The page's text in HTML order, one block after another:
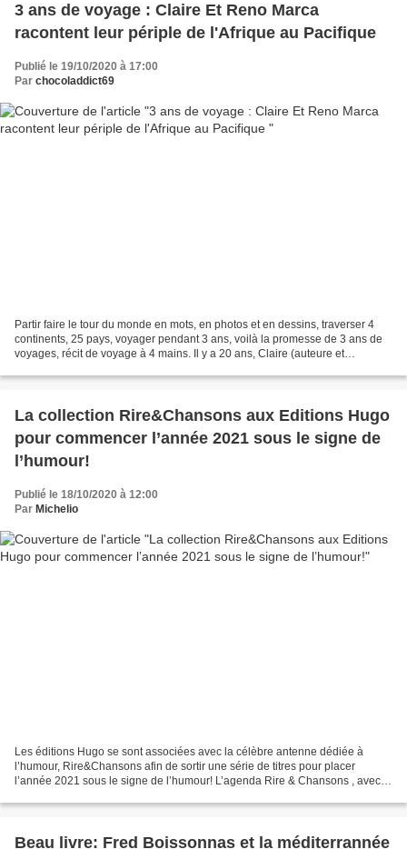
3 ans de voyage : Claire Et Reno Marca
racontent leur périple de l'Afrique au Pacifique
Publié le 19/10/2020 à 17:00
Par chocoladdict69
Partir faire le tour du monde en mots, en photos et en dessins, traverser 4
continents, 25 pays, voyager pendant 3 ans, voilà la promesse de 3 ans de
voyages, récit de voyage à 4 mains. Il y a 20 ans, Claire (auteure et
La collection Rire&Chansons aux Editions Hugo
pour commencer l’année 2021 sous le signe de
l’humour!
Publié le 18/10/2020 à 12:00
Par Michelio
Les éditions Hugo se sont associées avec la célèbre antenne dédiée à
l’humour, Rire&Chansons afin de sortir une série de titres pour placer
l’année 2021 sous le signe de l’humour! L’agenda Rire & Chansons , avec
Beau livre: Fred Boissonnas et la méditerrannée